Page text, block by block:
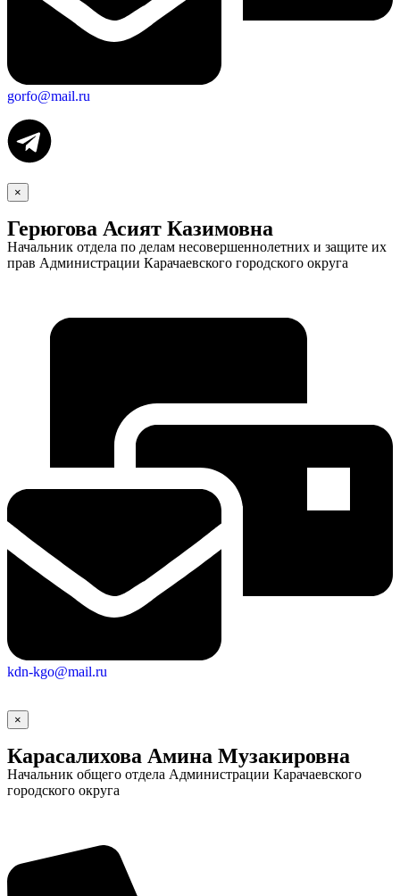
gorfo@mail.ru
×
Герюгова Асият Казимовна
Начальник отдела по делам несовершеннолетних и защите их
прав Администрации Карачаевского городского округа
kdn-kgo@mail.ru
×
Карасалихова Амина Музакировна
Начальник общего отдела Администрации Карачаевского
городского округа